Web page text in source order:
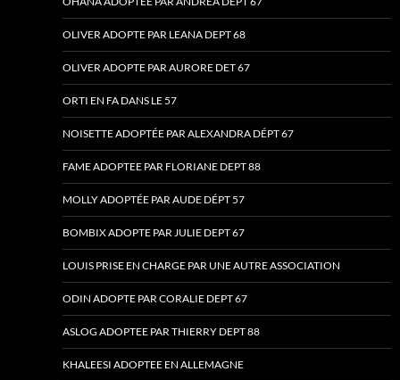
OLIVER ADOPTE PAR LEANA DEPT 68
OLIVER ADOPTE PAR AURORE DET 67
ORTI EN FA DANS LE 57
NOISETTE ADOPTÉE PAR ALEXANDRA DÉPT 67
FAME ADOPTEE PAR FLORIANE DEPT 88
MOLLY ADOPTÉE PAR AUDE DÉPT 57
BOMBIX ADOPTE PAR JULIE DEPT 67
LOUIS PRISE EN CHARGE PAR UNE AUTRE ASSOCIATION
ODIN ADOPTE PAR CORALIE DEPT 67
ASLOG ADOPTEE PAR THIERRY DEPT 88
KHALEESI ADOPTEE EN ALLEMAGNE